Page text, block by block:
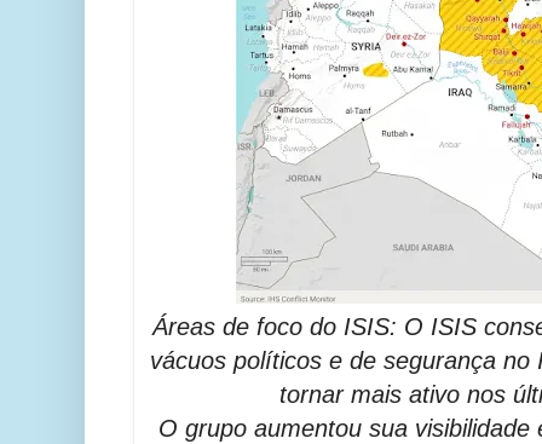
Áreas de foco do ISIS: O ISIS
vácuos políticos e de segurança
tornar mais ativo nos
O grupo aumentou sua